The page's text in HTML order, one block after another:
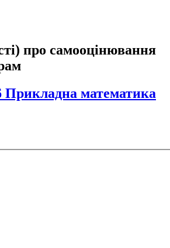
про самооцінювання
Прикладна математика